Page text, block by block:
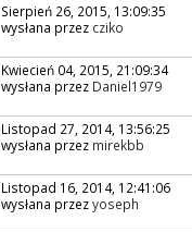
Sierpień 26, 2015, 13:09:35
wysłana przez cziko
Kwiecień 04, 2015, 21:09:34
wysłana przez Daniel1979
Listopad 27, 2014, 13:56:25
wysłana przez mirekbb
Listopad 16, 2014, 12:41:06
wysłana przezyoseph